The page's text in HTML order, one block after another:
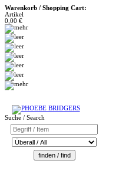
Warenkorb / Shopping Cart:
Artikel
0,00 €
Suche / Search